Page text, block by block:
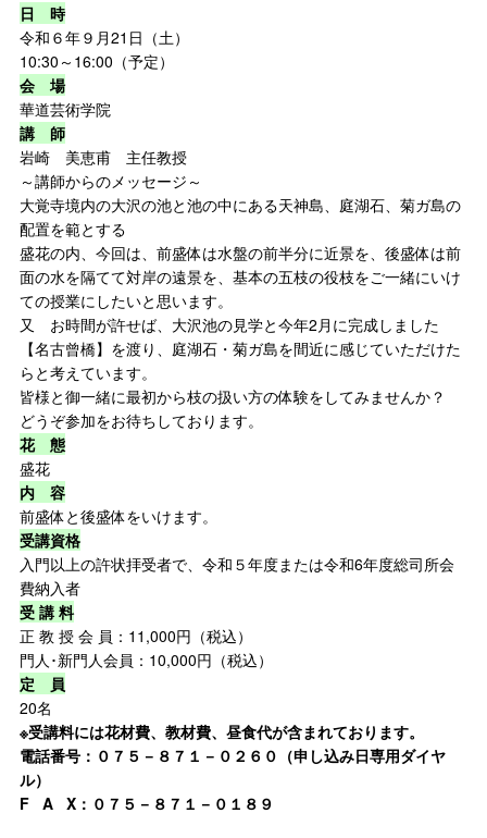
日 時
令和６年９月21日（土）
10:30～16:00（予定）
会 場
華道芸術学院
講 師
岩崎 美恵甫 主任教授
～講師からのメッセージ～
大覚寺境内の大沢の池と池の中にある天神島、庭湖石、菊ガ島の
配置を範とする
盛花の内、今回は、前盛体は水盤の前半分に近景を、後盛体は前
面の水を隔てて対岸の遠景を、基本の五枝の役枝をご一緒にいけ
ての授業にしたいと思います。
又 お時間が許せば、大沢池の見学と今年2月に完成しました
【名古曾橋】を渡り、庭湖石・菊ガ島を間近に感じていただけた
らと考えています。
皆様と御一緒に最初から枝の扱い方の体験をしてみませんか？
どうぞ参加をお待ちしております。
花 態
盛花
内 容
前盛体と後盛体をいけます。
受講資格
入門以上の許状拝受者で、令和５年度または令和6年度総司所会
費納入者
受 講 料
正 教 授 会 員：11,000円（税込）
門人･新門人会員：10,000円（税込）
定 員
20名
※受講料には花材費、教材費、昼食代が含まれております。
電話番号：０７５－８７１－０２６０（申し込み日専用ダイヤ
ル）
F A X：０７５－８７１－０１８９